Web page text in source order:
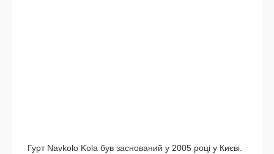
Гурт Navkolo Kola був зас­но­ва­ний у 2005 році у Києві.